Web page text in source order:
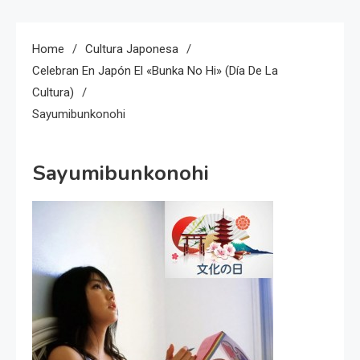
Home
Cultura Japonesa
Celebran En Japón El «Bunka No Hi» (Día De La
Cultura)
Sayumibunkonohi
Sayumibunkonohi